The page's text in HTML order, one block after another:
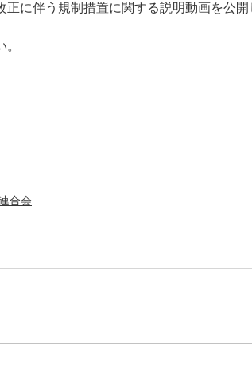
に伴う規制措置に関する説明動画を公開
合会